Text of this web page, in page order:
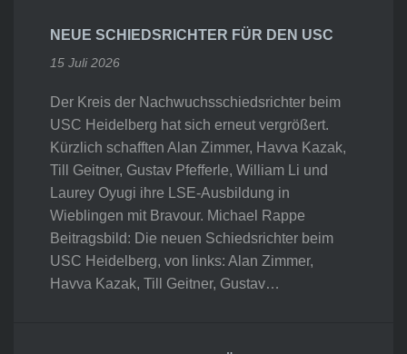
NEUE SCHIEDSRICHTER FÜR DEN USC
15 Juli 2026
Der Kreis der Nachwuchsschiedsrichter beim
USC Heidelberg hat sich erneut vergrößert.
Kürzlich schafften Alan Zimmer, Havva Kazak,
Till Geitner, Gustav Pfefferle, William Li und
Laurey Oyugi ihre LSE-Ausbildung in
Wieblingen mit Bravour. Michael Rappe
Beitragsbild: Die neuen Schiedsrichter beim
USC Heidelberg, von links: Alan Zimmer,
Havva Kazak, Till Geitner, Gustav…